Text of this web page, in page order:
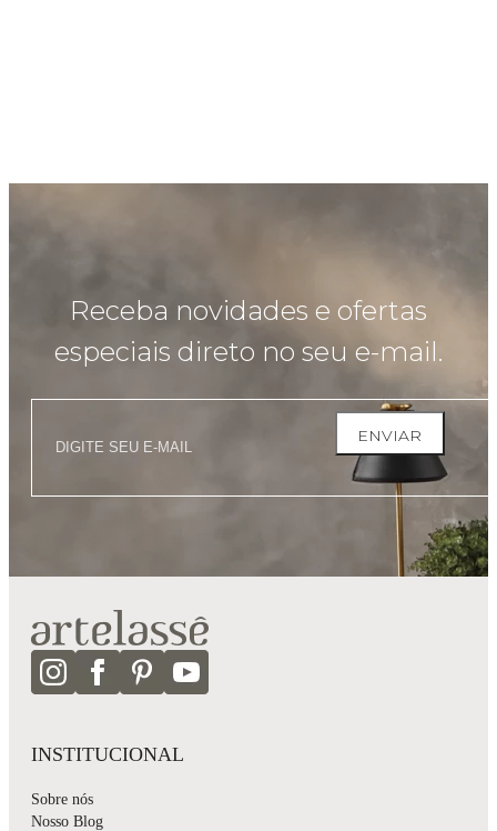
Receba novidades e ofertas
especiais direto no seu e-mail.
ENVIAR
INSTITUCIONAL
Sobre nós
Nosso Blog